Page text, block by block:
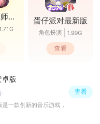
斗罗大陆魂师对决官服 蛋仔派对最新版
角色扮演 1.99G
查看
版
一款创新的音乐游戏，
查看